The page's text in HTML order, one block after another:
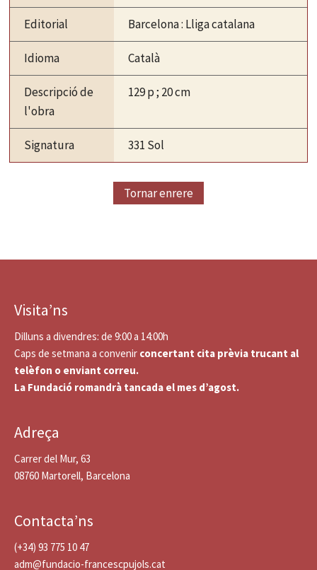
Editorial Barcelona : Lliga catalana
Idioma Català
Descripció de
l'obra
129 p ; 20 cm
Signatura 331 Sol
Tornar enrere
Visita’ns
Dilluns a divendres: de 9:00 a 14:00h
Caps de setmana a convenir concertant cita prèvia trucant al
telèfon o enviant correu.
La Fundació romandrà tancada el mes d’agost.
Adreça
Carrer del Mur, 63
08760 Martorell, Barcelona
Contacta’ns
(+34) 93 775 10 47
adm@fundacio-francescpujols.cat